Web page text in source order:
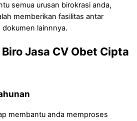
semua urusan birokrasi anda,
memberikan fasilitas antar
dokumen lainnnya.
Jasa CV Obet Cipta
membantu anda memproses